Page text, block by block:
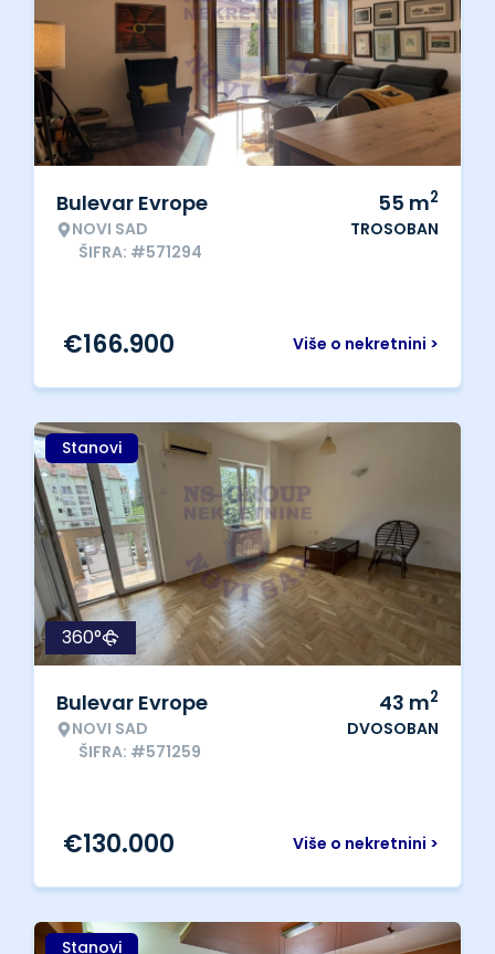
Bulevar Evrope
NOVI SAD
ŠIFRA: #571294
55 m2
TROSOBAN
Više o nekretnini >
€166.900
Stanovi
360°
Bulevar Evrope
NOVI SAD
ŠIFRA: #571259
43 m2
DVOSOBAN
Više o nekretnini >
€130.000
Stanovi